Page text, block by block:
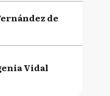
de
Vidal